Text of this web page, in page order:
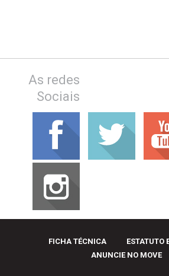
As redes
Sociais
FICHA TÉCNICA
ESTATUTO
ANUNCIE NO MOVE